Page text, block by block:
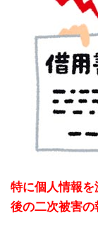
特に個人情報
後の二次被害の